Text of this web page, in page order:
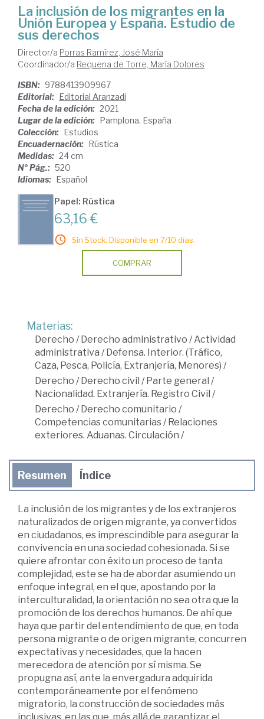
La inclusión de los migrantes en la
Unión Europea y España. Estudio de
sus derechos
Director/a Porras Ramírez, José María
Coordinador/a Requena de Torre, María Dolores
ISBN: 9788413909967
Editorial: Editorial Aranzadi
Fecha de la edición: 2021
Lugar de la edición: Pamplona. España
Colección: Estudios
Encuadernación: Rústica
Medidas: 24 cm
Nº Pág.: 520
Idiomas: Español
Papel: Rústica
63,16 €
Sin Stock. Disponible en 7/10 días.
COMPRAR
Materias:
Derecho /Derecho administrativo /Actividad
administrativa /Defensa. Interior. (Tráfico,
Caza, Pesca, Policía, Extranjería, Menores) /
Derecho /Derecho civil /Parte general /
Nacionalidad. Extranjería. Registro Civil /
Derecho /Derecho comunitario /
Competencias comunitarias/Relaciones
exteriores. Aduanas. Circulación /
Resumen Índice
La inclusión de los migrantes y de los extranjeros
naturalizados de origen migrante, ya convertidos
en ciudadanos, es imprescindible para asegurar la
convivencia en una sociedad cohesionada. Si se
quiere afrontar con éxito un proceso de tanta
complejidad, este se ha de abordar asumiendo un
enfoque integral, en el que, apostando por la
interculturalidad, la orientación no sea otra que la
promoción de los derechos humanos. De ahí que
haya que partir del entendimiento de que, en toda
persona migrante o de origen migrante, concurren
expectativas y necesidades, que la hacen
merecedora de atención por sí misma. Se
propugna así, ante la envergadura adquirida
contemporáneamente por el fenómeno
migratorio, la construcción de sociedades más